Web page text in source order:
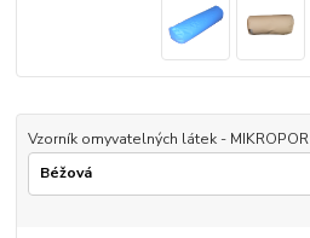
Vzorník omyvatelných látek - MIKROPOR